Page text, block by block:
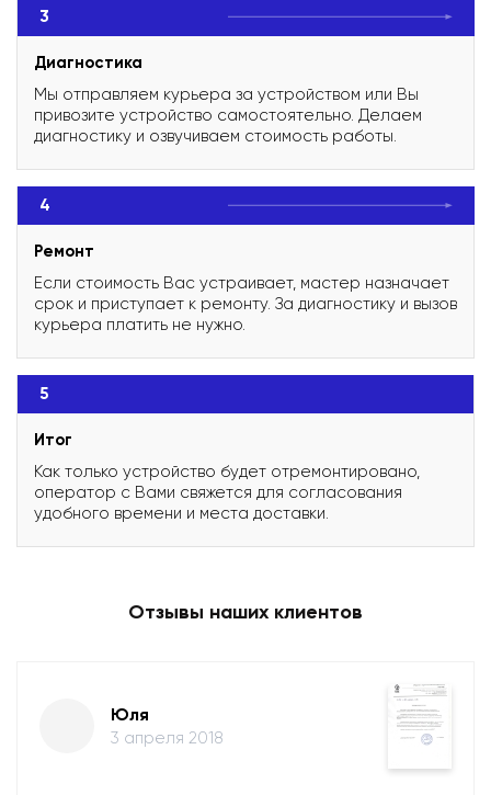
3
Диагностика
Мы отправляем курьера за устройством или Вы
привозите устройство самостоятельно. Делаем
диагностику и озвучиваем стоимость работы.
4
Ремонт
Если стоимость Вас устраивает, мастер назначает
срок и приступает к ремонту. За диагностику и вызов
курьера платить не нужно.
5
Итог
Как только устройство будет отремонтировано,
оператор с Вами свяжется для согласования
удобного времени и места доставки.
Отзывы наших клиентов
Юля
3 апреля 2018